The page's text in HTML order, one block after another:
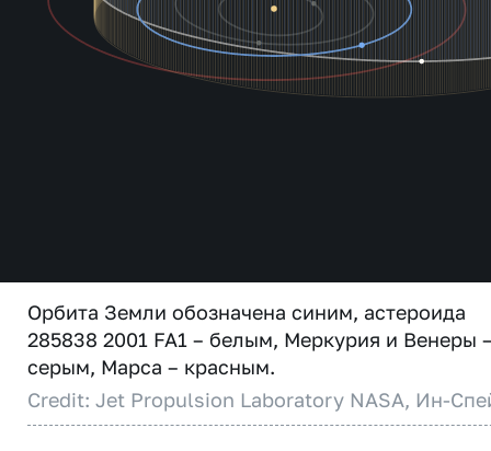
Орбита Земли обозначена синим, астероида
285838 2001 FA1 – белым, Меркурия и Венеры
серым, Марса – красным.
Credit: Jet Propulsion Laboratory NASA, Ин-